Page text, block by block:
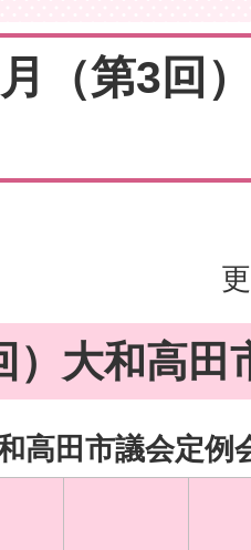
（第3回
）大和高田
高田市議会定例